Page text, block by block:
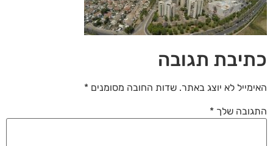
כתיבת תגובה
האימייל לא יוצג באתר. שדות החובה מסומנים *
התגובה שלך *